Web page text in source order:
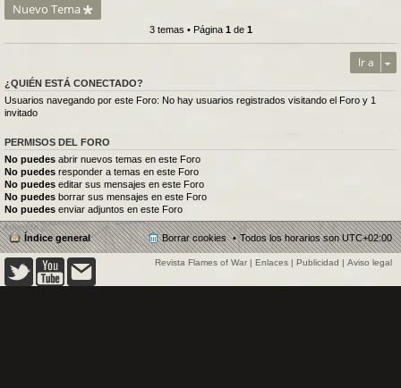
Nuevo Tema
3 temas • Página 1de 1
Ir a
¿QUIÉN ESTÁ CONECTADO?
Usuarios navegando por este Foro: No hay usuarios registrados visitando el Foro y 1
invitado
PERMISOS DEL FORO
No puedes abrir nuevos temas en este Foro
No puedes responder a temas en este Foro
No puedes editar sus mensajes en este Foro
No puedes borrar sus mensajes en este Foro
No puedes enviar adjuntos en este Foro
Índice general Todos los horarios sonUTC+02:00
Borrar cookies
Revista Flames of War | Enlaces | Publicidad | Aviso legal